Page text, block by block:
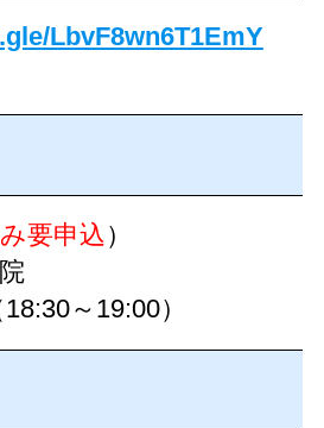
LbvF8wn6T1EmY
要申込）
～19:00）